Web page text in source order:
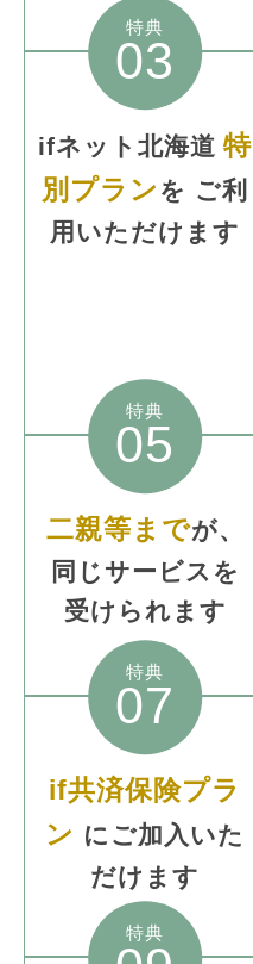
特典
03
ifネット北海道 特
別プラン を ご利
用いただけます
特典
05
二親等までが、
同じサービスを
受けられます
特典
07
if共済保険プラ
ン にご加入いた
だけます
特典